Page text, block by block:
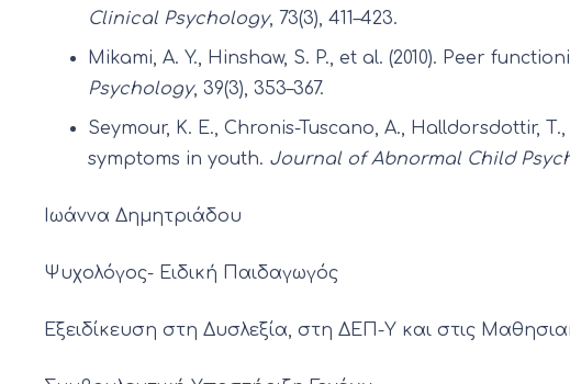
Clinical Psychology, 73(3), 411–423.
Mikami, A. Y., Hinshaw, S. P., et al. (2010). Peer
Psychology, 39(3), 353–367.
Seymour, K. E., Chronis-Tuscano, A., Halldorsdottir,
symptoms in youth. Journal of Abnormal Child
Ιωάννα Δημητριάδου
Ψυχολόγος- Ειδική Παιδαγωγός
Εξειδίκευση στη Δυσλεξία, στη ΔΕΠ-Υ και στις